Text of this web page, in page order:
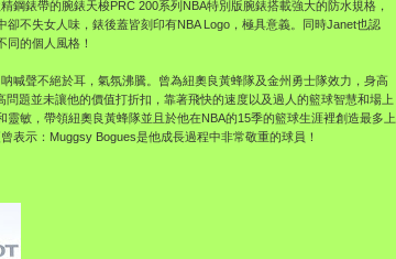
鋼錶帶的腕錶天梭PRC 200系列NBA特別版腕錶搭載強大的防水規格，
不失女人味，錶後蓋皆刻印有NBA Logo，極具意義。同時Janet也認
的個人風格！
喊聲不絕於耳，氣氛沸騰。曾為紐奧良黃蜂隊及金州勇士隊效力，身高
題並未讓他的價值打折扣，靠著飛快的速度以及過人的籃球智慧和場上
敏，帶領紐奧良黃蜂隊並且於他在NBA的15季的籃球生涯裡創造最多上
表示：Muggsy Bogues是他成長過程中非常敬重的球員！